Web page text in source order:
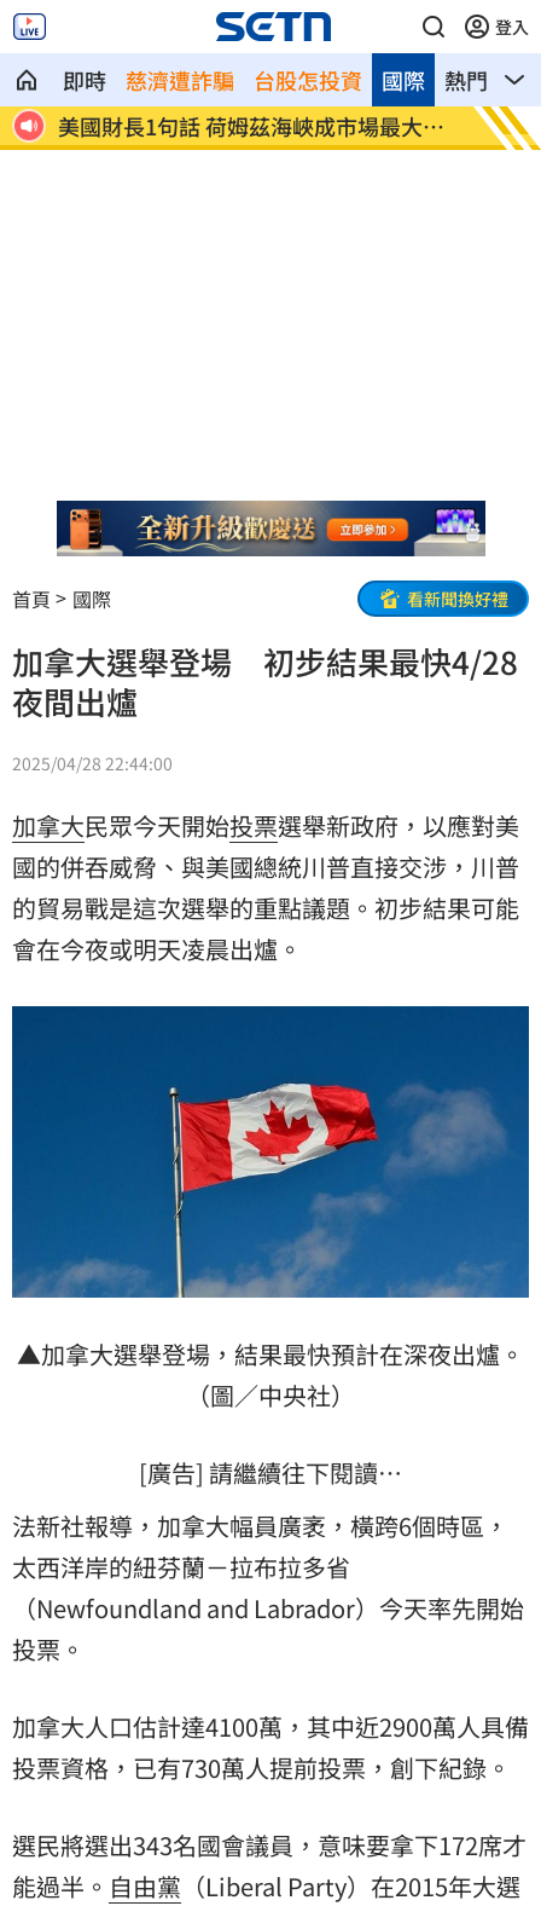
登入
即時 慈濟遭詐騙 台股怎投資 熱門 影
國際
無
美國財長1句話 荷姆茲海峽成市場最大變
數
駐外
班
首頁 國際 看新聞換好禮
加拿大選舉登場 初步結果最快4/28
夜間出爐
2025/04/28 22:44:00
加拿大民眾今天開始投票選舉新政府，以應對美
國的併吞威脅、與美國總統川普直接交涉，川普
的貿易戰是這次選舉的重點議題。初步結果可能
會在今夜或明天凌晨出爐。
▲加拿大選舉登場，結果最快預計在深夜出爐。
（圖／中央社）
[廣告] 請繼續往下閱讀…
法新社報導，加拿大幅員廣袤，橫跨6個時區，
太西洋岸的紐芬蘭－拉布拉多省
（Newfoundland and Labrador）今天率先開始
投票。
加拿大人口估計達4100萬，其中近2900萬人具備
投票資格，已有730萬人提前投票，創下紀錄。
選民將選出343名國會議員，意味要拿下172席才
能過半。 自由黨 （Liberal Party）在2015年大選